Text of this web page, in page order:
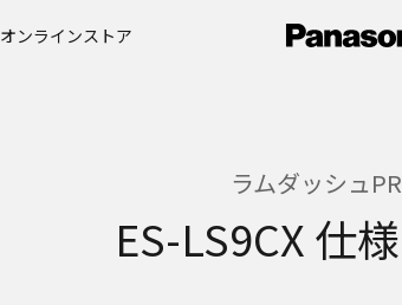
オンラインストア
ラムダッシュ
ES-LS9CX 仕